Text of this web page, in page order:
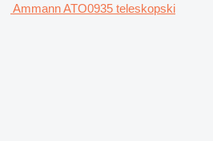
Ammann ATO0935 teleskopski